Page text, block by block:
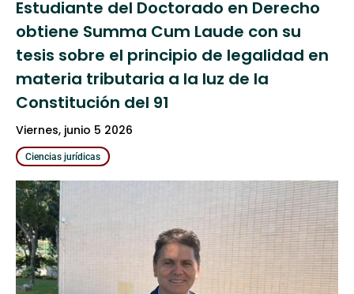
Estudiante del Doctorado en Derecho
obtiene Summa Cum Laude con su
tesis sobre el principio de legalidad en
materia tributaria a la luz de la
Constitución del 91
viernes, junio 5 2026
Ciencias jurídicas